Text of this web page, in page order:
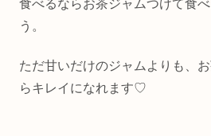
食べるならお茶ジャムつけて食
う。
ただ甘いだけのジャムよりも、
らキレイになれます♡